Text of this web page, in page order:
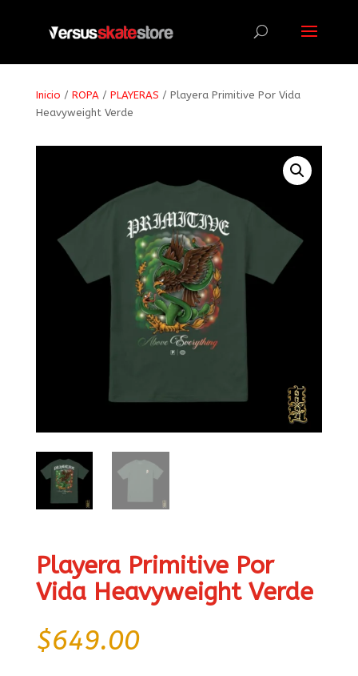
Inicio / ROPA/ PLAYERAS / Playera Primitive Por Vida
Heavyweight Verde
Playera Primitive Por
Vida Heavyweight Verde
$649.00